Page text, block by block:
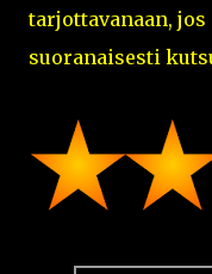
tarjottavanaan,
suoranaisesti